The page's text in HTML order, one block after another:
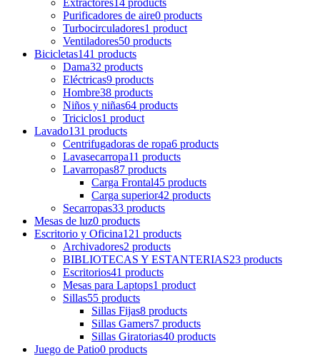
Purificadores de aire0 products
Turbocirculadores1 product
Ventiladores50 products
Bicicletas141 products
Dama32 products
Eléctricas9 products
Hombre38 products
Niños y niñas64 products
Triciclos1 product
Lavado131 products
Centrifugadoras de ropa6 products
Lavasecarropa11 products
Lavarropas87 products
Carga Frontal45 products
Carga superior42 products
Secarropas33 products
Mesas de luz0 products
Escritorio y Oficina121 products
Archivadores2 products
BIBLIOTECAS Y ESTANTERIAS23 products
Escritorios41 products
Mesas para Laptops1 product
Sillas55 products
Sillas Fijas8 products
Sillas Gamers7 products
Sillas Giratorias40 products
Juego de Patio0 products